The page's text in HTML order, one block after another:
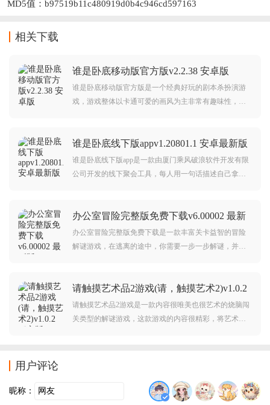
MD5值：b97519b11c480919d0b4c946cd597163
相关下载
谁是卧底移动版官方版v2.2.38 安卓版
谁是卧底移动版官方版是一个经典好玩的剧本杀扮演游
戏，游戏整体以卡通可爱的画风为主非常有趣味性，玩
种改良好的好玩的桌游游戏都可以在这里进行体验。
谁是卧底线下版appv1.20801.1 安卓最新版
谁是卧底线下版app是一款由厦门乘风破浪软件开发有限
公司开发的线下聚会工具，每人用一句话描述自己拿到
办公室冒险完整版免费下载v6.00002 最新
版
办公室冒险完整版免费下载是一款丰富关卡益智的冒险
解谜游戏，在逃离的途中，你需要一步一步解谜，并躲
家在开会吵架，讨论公司业绩下滑的原因，这种讽刺黑
色幽默相当有代入感，快来体验吧！
请触摸艺术品2游戏(请，触摸艺术2)v1.0.2
官方版
请触摸艺术品2游戏是一款内容很唯美也很艺术的烧脑闯
关类型的解谜游戏，这款游戏的内容很精彩，将艺术和
用户评论
昵称：